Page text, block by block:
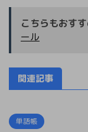
こちらもおす
ール
関連記事
単語帳